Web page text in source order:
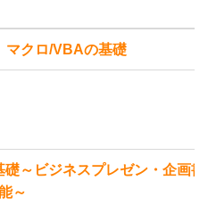
クロ/VBAの基礎
～ビジネスプレゼン・企画書
～